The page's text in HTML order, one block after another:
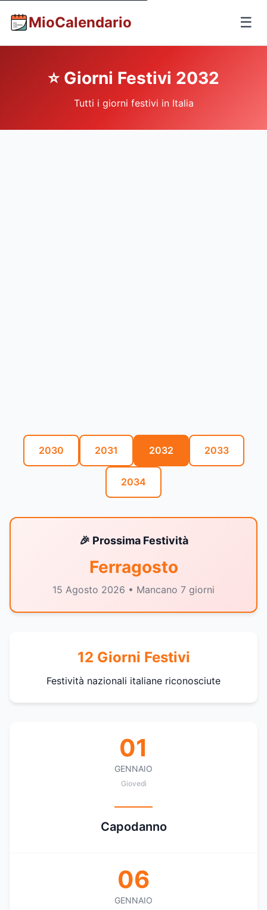
MioCalendario ☰
⭐ Giorni Festivi 2032
Tutti i giorni festivi in Italia
2030 2031 2032 2033
2034
🎉 Prossima Festività
Ferragosto
15 Agosto 2026 • Mancano 7 giorni
12 Giorni Festivi
Festività nazionali italiane riconosciute
01
GENNAIO
Giovedì
Capodanno
06
GENNAIO